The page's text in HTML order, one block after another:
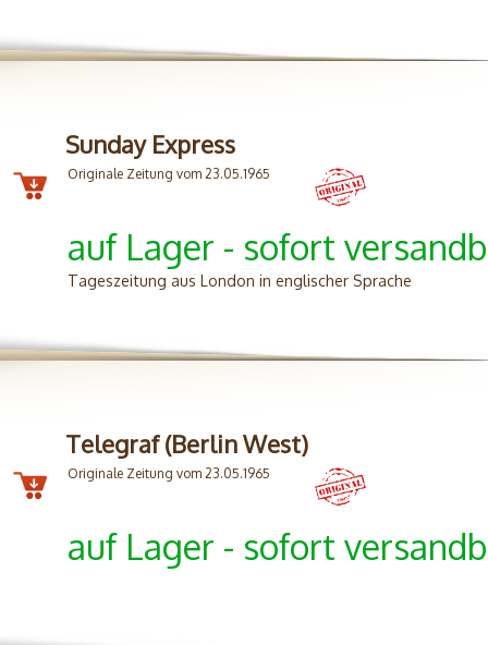
Sunday Express
Originale Zeitung vom 23.05.1965
auf Lager - sofort
Tageszeitung aus London in englischer Sprache
Telegraf (Berlin West)
Originale Zeitung vom 23.05.1965
auf Lager - sofort